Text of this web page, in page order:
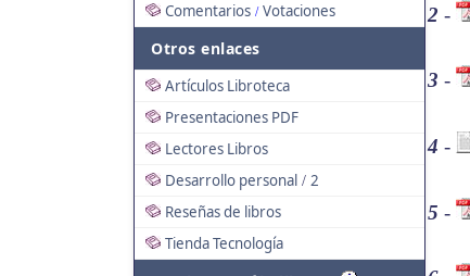
Comentarios / Votaciones
Otros enlaces
Artículos Libroteca
Presentaciones PDF
Lectores Libros
Desarrollo personal / 2
Reseñas de libros
Tienda Tecnología
2 -
3 -
4 -
5 -